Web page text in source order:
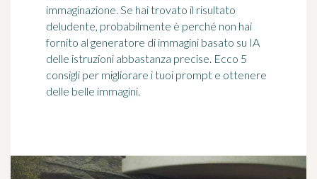
immaginazione. Se hai trovato il risultato
deludente, probabilmente è perché non hai
fornito al generatore di immagini basato su IA
delle istruzioni abbastanza precise. Ecco 5
consigli per migliorare i tuoi prompt e ottenere
delle belle immagini.